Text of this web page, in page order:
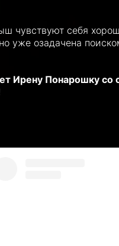
чувствуют себя
уже озадачена
Ирену Понарошку